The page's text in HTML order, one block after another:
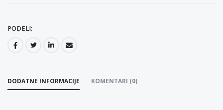
PODELI:
DODATNE INFORMACIJE KOMENTARI (0)